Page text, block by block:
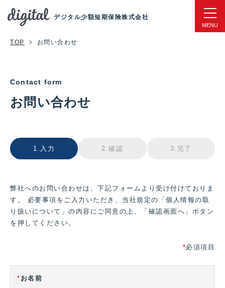
デジタル少額短期保険株式会社
TOP お問い合わせ
お問い合わせ
1.入力 2.確認 3.完了
弊社へのお問い合わせは、下記フォームより受け付けておりま
す。 必要事項をご入力いただき、当社規定の「個人情報の取
り扱いについて」の内容にご同意の上、「確認画面へ」ボタン
を押してください。
*必須項目
* お名前